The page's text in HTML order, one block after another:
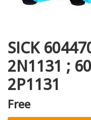
SICK
2N1131 ;
2P1131
Free